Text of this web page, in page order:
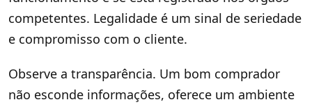
competentes. Legalidade é um sinal de seriedade
e compromisso com o cliente.
Observe a transparência. Um bom comprador
não esconde informações, oferece um ambiente